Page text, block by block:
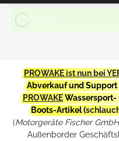
PROWAKE ist nun bei
Abverkauf und Support
PROWAKEWassersport-
Boots-Artikel (
(Motorgeräte Fischer GmbH
Außenborder